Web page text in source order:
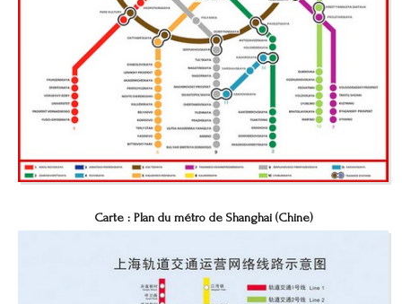
Carte : Plan du métro de Shanghai (Chine)